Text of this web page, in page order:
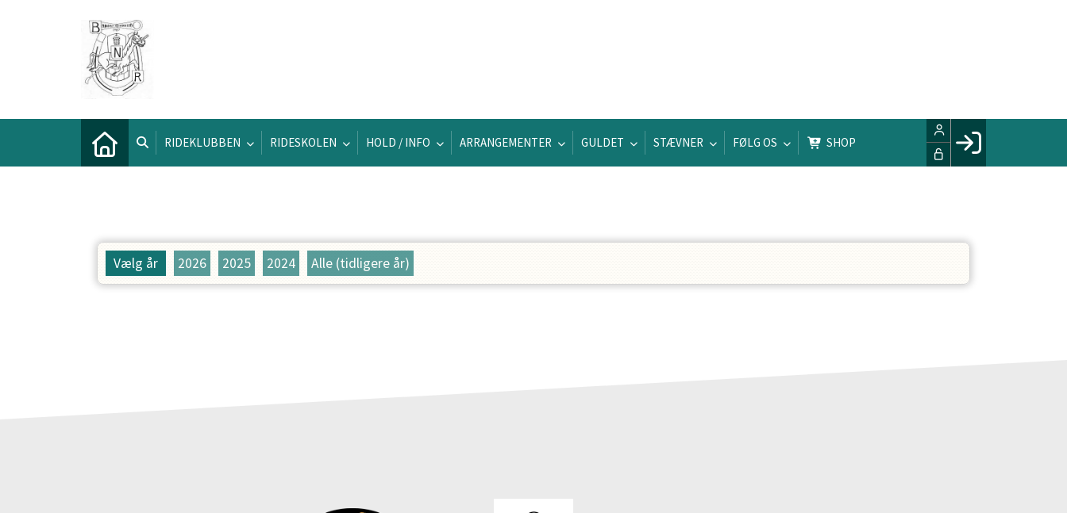
RIDEKLUBBEN RIDESKOLEN HOLD / INFO ARRANGEMENTER GULDET STÆVNER FØLG OS SHOP
LOG IND
Vælg år 2026 2025 2024 Alle (tidligere år)